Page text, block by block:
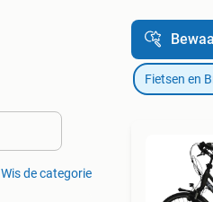
Wis de categorie
Fietsen en